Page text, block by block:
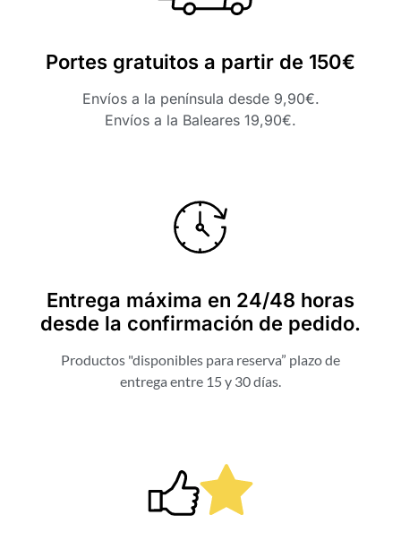
Portes gratuitos a partir de 150€
Envíos a la península desde 9,90€.
Envíos a la Baleares 19,90€.
Entrega máxima en 24/48 horas
desde la confirmación de pedido.
Productos "disponibles para reserva” plazo de
entrega entre 15 y 30 días.